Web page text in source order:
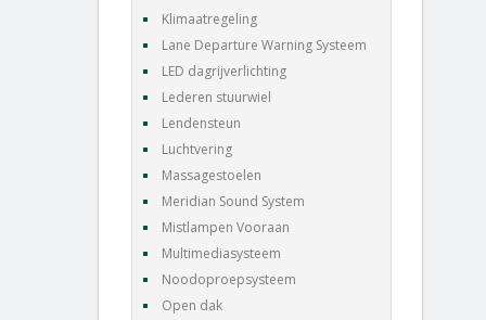
Klimaatregeling
Lane Departure Warning Systeem
LED dagrijverlichting
Lederen stuurwiel
Lendensteun
Luchtvering
Massagestoelen
Meridian Sound System
Mistlampen Vooraan
Multimediasysteem
Noodoproepsysteem
Open dak